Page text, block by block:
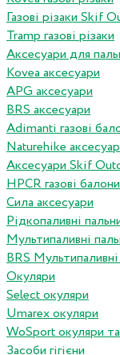
Газові різаки Skif
Tramp газові різаки
Аксесуари для
Kovea аксесуари
APG аксесуари
BRS аксесуари
Adimanti газові
Naturehike
Аксесуари Skif
HPCR газові балони
Сила аксесуари
Рідкопаливні
Мультипаливні
BRS
Окуляри
Select окуляри
Umarex окуляри
WoSport окуляри
Засоби гігієни